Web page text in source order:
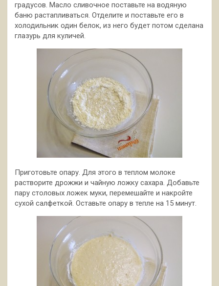
градусов. Масло сливочное поставьте на водяную
баню растапливаться. Отделите и поставьте его в
холодильник один белок, из него будет потом сделана
глазурь для куличей.
Приготовьте опару. Для этого в теплом молоке
растворите дрожжи и чайную ложку сахара. Добавьте
пару столовых ложек муки, перемешайте и накройте
сухой салфеткой. Оставьте опару в тепле на 15 минут.